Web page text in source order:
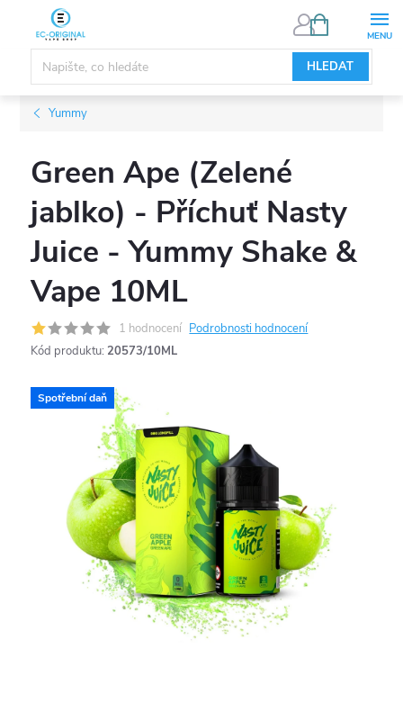
obsah
HLEDAT
NÁKUPNÍ
Yummy
Green Ape (Zelené
jablko) - Příchuť Nasty
Juice - Yummy Shake &
Vape 10ML
1 hodnocení Podrobnosti hodnocení
Kód produktu: 20573/10ML
Spotřební daň